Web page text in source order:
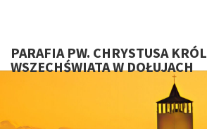
PARAFIA PW. CHRYSTUSA
WSZECHŚWIATA W DOŁUJACH